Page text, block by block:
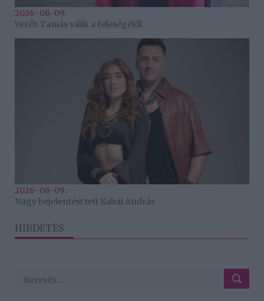
2026-08-09.
Veréb Tamás válik a feleségétől
2026-08-09.
Nagy bejelentést tett Kabai András
HIRDETÉS